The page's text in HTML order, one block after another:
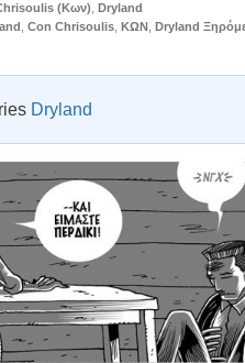
(Κων) Dryland
Con Chrisoulis KΩΝ Dryland
Dryland